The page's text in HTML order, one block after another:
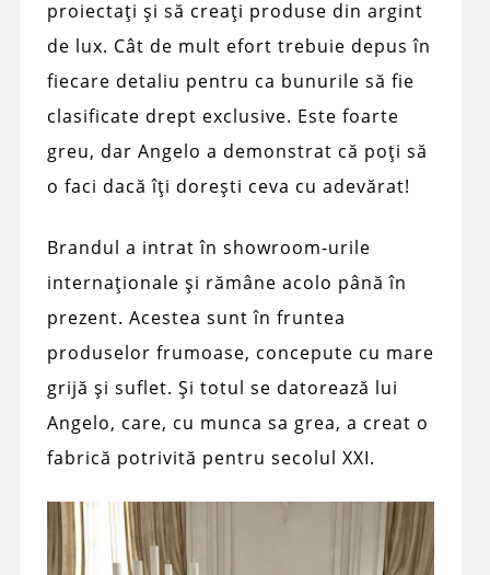
proiectați și să creați produse din argint
de lux. Cât de mult efort trebuie depus în
fiecare detaliu pentru ca bunurile să fie
clasificate drept exclusive. Este foarte
greu, dar Angelo a demonstrat că poți să
o faci dacă îți dorești ceva cu adevărat!
Brandul a intrat în showroom-urile
internaționale și rămâne acolo până în
prezent. Acestea sunt în fruntea
produselor frumoase, concepute cu mare
grijă și suflet. Și totul se datorează lui
Angelo, care, cu munca sa grea, a creat o
fabrică potrivită pentru secolul XXI.